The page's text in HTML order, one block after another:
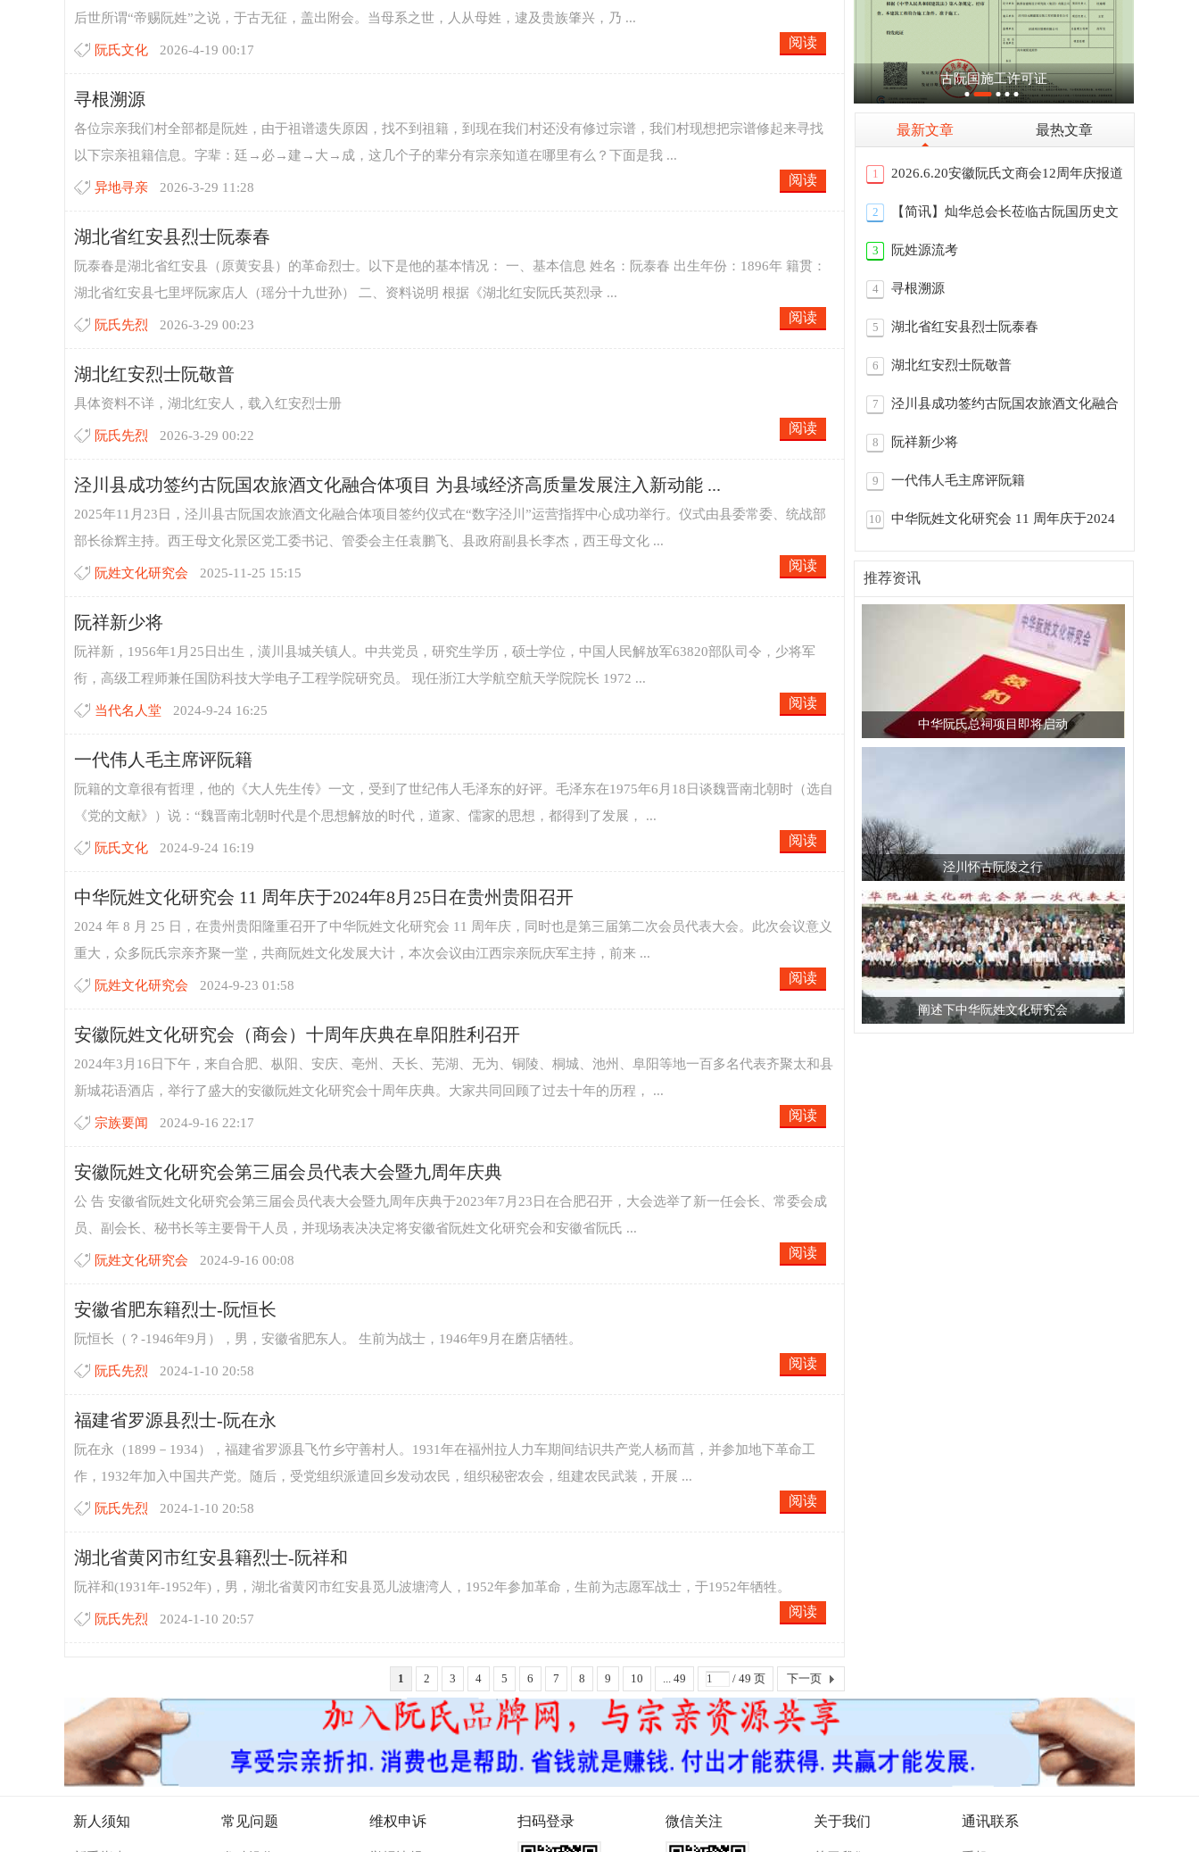
后世所谓“帝赐阮姓”之说，于古无征，盖出附会。当母系之世，人从母姓，逮及贵族肇兴，乃 ...
阮氏文化 2026-4-19 00:17 阅读
寻根溯源
各位宗亲我们村全部都是阮姓，由于祖谱遗失原因，找不到祖籍，到现在我们村还没有修过宗谱，我们村现想把宗谱修起来寻找
以下宗亲祖籍信息。字辈：廷→必→建→大→成，这几个子的辈分有宗亲知道在哪里有么？下面是我 ...
异地寻亲 2026-3-29 11:28 阅读
湖北省红安县烈士阮泰春
阮泰春是湖北省红安县（原黄安县）的革命烈士。以下是他的基本情况： 一、基本信息 姓名：阮泰春 出生年份：1896年 籍贯：
湖北省红安县七里坪阮家店人（瑶分十九世孙） 二、资料说明 根据《湖北红安阮氏英烈录 ...
阮氏先烈 2026-3-29 00:23 阅读
湖北红安烈士阮敬普
具体资料不详，湖北红安人，载入红安烈士册
阮氏先烈 2026-3-29 00:22 阅读
泾川县成功签约古阮国农旅酒文化融合体项目 为县域经济高质量发展注入新动能 ...
2025年11月23日，泾川县古阮国农旅酒文化融合体项目签约仪式在“数字泾川”运营指挥中心成功举行。仪式由县委常委、统战部
部长徐辉主持。西王母文化景区党工委书记、管委会主任袁鹏飞、县政府副县长李杰，西王母文化 ...
阮姓文化研究会 2025-11-25 15:15 阅读
阮祥新少将
阮祥新，1956年1月25日出生，潢川县城关镇人。中共党员，研究生学历，硕士学位，中国人民解放军63820部队司令，少将军
衔，高级工程师兼任国防科技大学电子工程学院研究员。 现任浙江大学航空航天学院院长 1972 ...
当代名人堂 2024-9-24 16:25 阅读
一代伟人毛主席评阮籍
阮籍的文章很有哲理，他的《大人先生传》一文，受到了世纪伟人毛泽东的好评。毛泽东在1975年6月18日谈魏晋南北朝时（选自
《党的文献》）说：“魏晋南北朝时代是个思想解放的时代，道家、儒家的思想，都得到了发展， ...
阮氏文化 2024-9-24 16:19 阅读
中华阮姓文化研究会 11 周年庆于2024年8月25日在贵州贵阳召开
2024 年 8 月 25 日，在贵州贵阳隆重召开了中华阮姓文化研究会 11 周年庆，同时也是第三届第二次会员代表大会。此次会议意义
重大，众多阮氏宗亲齐聚一堂，共商阮姓文化发展大计，本次会议由江西宗亲阮庆军主持，前来 ...
阮姓文化研究会 2024-9-23 01:58 阅读
安徽阮姓文化研究会（商会）十周年庆典在阜阳胜利召开
2024年3月16日下午，来自合肥、枞阳、安庆、亳州、天长、芜湖、无为、铜陵、桐城、池州、阜阳等地一百多名代表齐聚太和县
新城花语酒店，举行了盛大的安徽阮姓文化研究会十周年庆典。大家共同回顾了过去十年的历程， ...
宗族要闻 2024-9-16 22:17 阅读
安徽阮姓文化研究会第三届会员代表大会暨九周年庆典
公 告 安徽省阮姓文化研究会第三届会员代表大会暨九周年庆典于2023年7月23日在合肥召开，大会选举了新一任会长、常委会成
员、副会长、秘书长等主要骨干人员，并现场表决决定将安徽省阮姓文化研究会和安徽省阮氏 ...
阮姓文化研究会 2024-9-16 00:08 阅读
安徽省肥东籍烈士-阮恒长
阮恒长（？-1946年9月），男，安徽省肥东人。 生前为战士，1946年9月在磨店牺牲。
阮氏先烈 2024-1-10 20:58 阅读
福建省罗源县烈士-阮在永
阮在永（1899－1934），福建省罗源县飞竹乡守善村人。1931年在福州拉人力车期间结识共产党人杨而菖，并参加地下革命工
作，1932年加入中国共产党。随后，受党组织派遣回乡发动农民，组织秘密农会，组建农民武装，开展 ...
阮氏先烈 2024-1-10 20:58 阅读
湖北省黄冈市红安县籍烈士-阮祥和
阮祥和(1931年-1952年)，男，湖北省黄冈市红安县觅儿波塘湾人，1952年参加革命，生前为志愿军战士，于1952年牺牲。
阮氏先烈 2024-1-10 20:57 阅读
1 2 3 4 5 6 7 8 9 10 ... 49 / 49 页 下一页
【简讯】香港宗亲专程拜访阮会长
最新文章 最热文章
1 2026.6.20安徽阮氏文商会12周年庆报道
2
【简讯】灿华总会长莅临古阮国历史文
3 阮姓源流考
4 寻根溯源
5 湖北省红安县烈士阮泰春
6 湖北红安烈士阮敬普
7
泾川县成功签约古阮国农旅酒文化融合
8 阮祥新少将
9 一代伟人毛主席评阮籍
10
中华阮姓文化研究会 11 周年庆于2024
推荐资讯
中华阮氏总祠项目即将启动
泾川怀古阮陵之行
阐述下中华阮姓文化研究会
新人须知 常见问题 维权申诉 扫码登录 微信关注 关于我们 通讯联系